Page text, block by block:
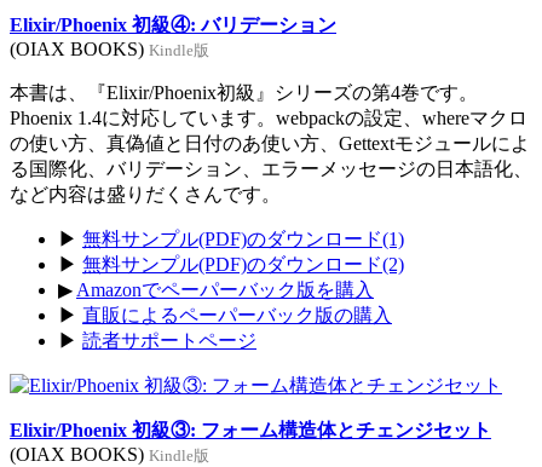
Elixir/Phoenix 初級④: バリデーション
(OIAX BOOKS) Kindle版
本書は、『Elixir/Phoenix初級』シリーズの第4巻です。
Phoenix 1.4に対応しています。webpackの設定、whereマクロ
の使い方、真偽値と日付のあ使い方、Gettextモジュールによ
る国際化、バリデーション、エラーメッセージの日本語化、
など内容は盛りだくさんです。
▶ 無料サンプル(PDF)のダウンロード(1)
▶ 無料サンプル(PDF)のダウンロード(2)
▶ Amazonでペーパーバック版を購入
▶ 直販によるペーパーバック版の購入
▶ 読者サポートページ
Elixir/Phoenix 初級③: フォーム構造体とチェンジセット
(OIAX BOOKS) Kindle版